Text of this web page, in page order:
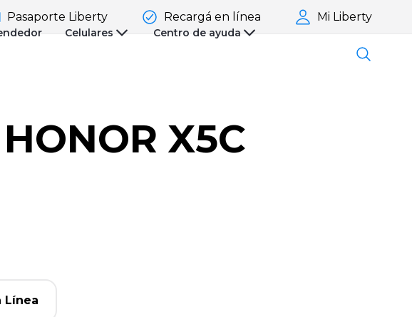
Pasaporte Liberty Recargá en línea Mi Liberty
Celulares Centro de ayuda
X5C
Línea